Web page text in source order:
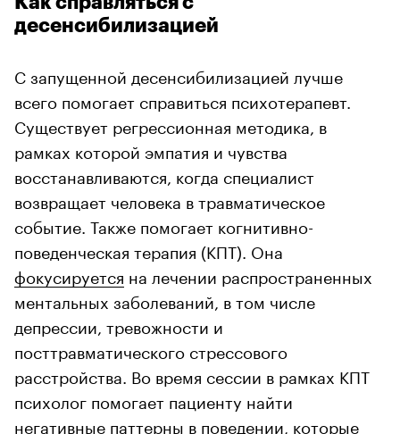
десенсибилизацией
С запущенной десенсибилизацией лучше
всего помогает справиться психотерапевт.
Существует регрессионная методика, в
рамках которой эмпатия и чувства
восстанавливаются, когда специалист
возвращает человека в травматическое
событие. Также помогает когнитивно-
поведенческая терапия (КПТ). Она
фокусируется на лечении распространенных
ментальных заболеваний, в том числе
депрессии, тревожности и
посттравматического стрессового
расстройства. Во время сессии в рамках КПТ
психолог помогает пациенту найти
негативные паттерны в поведении, которые